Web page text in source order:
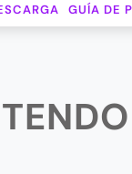
GUÍA DE